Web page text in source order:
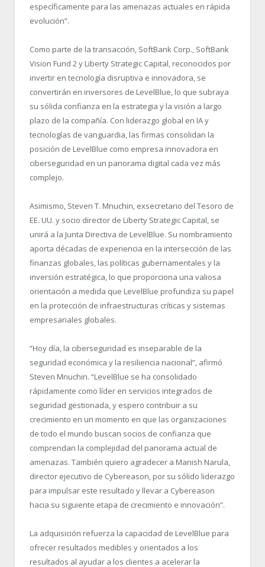
específicamente para las amenazas actuales en rápida
evolución”.
Como parte de la transacción, SoftBank Corp., SoftBank
Vision Fund 2 y Liberty Strategic Capital, reconocidos por
invertir en tecnología disruptiva e innovadora, se
convertirán en inversores de LevelBlue, lo que subraya
su sólida confianza en la estrategia y la visión a largo
plazo de la compañía. Con liderazgo global en IA y
tecnologías de vanguardia, las firmas consolidan la
posición de LevelBlue como empresa innovadora en
ciberseguridad en un panorama digital cada vez más
complejo.
Asimismo, Steven T. Mnuchin, exsecretario del Tesoro de
EE. UU. y socio director de Liberty Strategic Capital, se
unirá a la Junta Directiva de LevelBlue. Su nombramiento
aporta décadas de experiencia en la intersección de las
finanzas globales, las políticas gubernamentales y la
inversión estratégica, lo que proporciona una valiosa
orientación a medida que LevelBlue profundiza su papel
en la protección de infraestructuras críticas y sistemas
empresariales globales.
“Hoy día, la ciberseguridad es inseparable de la
seguridad económica y la resiliencia nacional”, afirmó
Steven Mnuchin. “LevelBlue se ha consolidado
rápidamente como líder en servicios integrados de
seguridad gestionada, y espero contribuir a su
crecimiento en un momento en que las organizaciones
de todo el mundo buscan socios de confianza que
comprendan la complejidad del panorama actual de
amenazas. También quiero agradecer a Manish Narula,
director ejecutivo de Cybereason, por su sólido liderazgo
para impulsar este resultado y llevar a Cybereason
hacia su siguiente etapa de crecimiento e innovación”.
La adquisición refuerza la capacidad de LevelBlue para
ofrecer resultados medibles y orientados a los
resultados al ayudar a los clientes a acelerar la